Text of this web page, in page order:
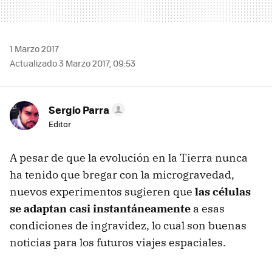
1 Marzo 2017
Actualizado 3 Marzo 2017, 09:53
Sergio Parra
Editor
A pesar de que la evolución en la Tierra nunca
ha tenido que bregar con la microgravedad,
nuevos experimentos sugieren que las células
se adaptan casi instantáneamente a esas
condiciones de ingravidez, lo cual son buenas
noticias para los futuros viajes espaciales.